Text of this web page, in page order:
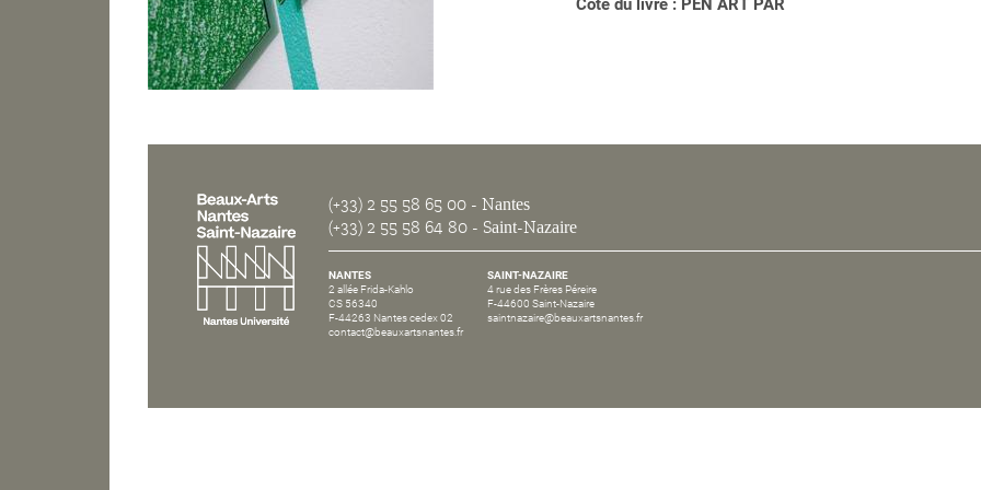
Cote du livre : PEN ART PAR
(+33) 2 55 58 65 00 - Nantes
(+33) 2 55 58 64 80 - Saint-Nazaire
NANTES
2 allée Frida-Kahlo
CS 56340
F-44263 Nantes cedex 02
contact@beauxartsnantes.fr
SAINT-NAZAIRE
4 rue des Frères Péreire
F-44600 Saint-Nazaire
saintnazaire@beauxartsnantes.fr